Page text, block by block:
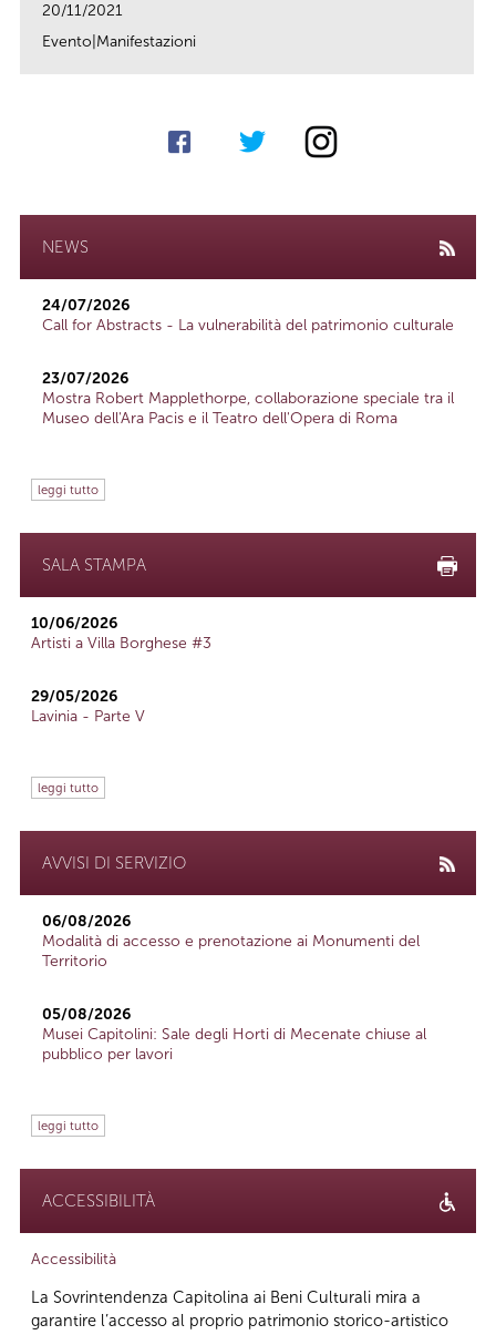
20/11/2021
Evento|Manifestazioni
NEWS
24/07/2026
Call for Abstracts - La vulnerabilità del patrimonio culturale
23/07/2026
Mostra Robert Mapplethorpe, collaborazione speciale tra il
Museo dell'Ara Pacis e il Teatro dell'Opera di Roma
leggi tutto
SALA STAMPA
10/06/2026
Artisti a Villa Borghese #3
29/05/2026
Lavinia - Parte V
leggi tutto
AVVISI DI SERVIZIO
06/08/2026
Modalità di accesso e prenotazione ai Monumenti del
Territorio
05/08/2026
Musei Capitolini: Sale degli Horti di Mecenate chiuse al
pubblico per lavori
leggi tutto
ACCESSIBILITÀ
Accessibilità
La Sovrintendenza Capitolina ai Beni Culturali mira a
garantire l’accesso al proprio patrimonio storico-artistico